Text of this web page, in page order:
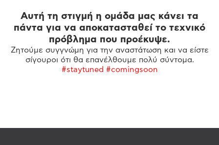
Αυτή τη στιγμή η ομάδα μας κάνει τα
πάντα για να αποκατασταθεί το τεχνικό
πρόβλημα που προέκυψε.
Ζητούμε συγγνώμη για την αναστάτωση και να είστε
σίγουροι ότι θα επανέλθουμε πολύ σύντομα.
#staytuned #comingsoon